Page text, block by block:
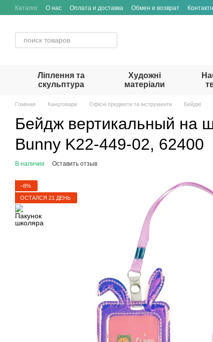
Перейти к основному контенту
Каталог О нас Оплата и доставка Обмен и возврат
Ліплення та
скульптура
Художні
матеріали
Главная Канцтовари Офісні предмети та інструменти Бейджі
Бейдж вертикальный на
Bunny K22-449-02, 62400
В наличии Оставить отзыв
−8%
ОСТАЛСЯ 21 ДЕНЬ